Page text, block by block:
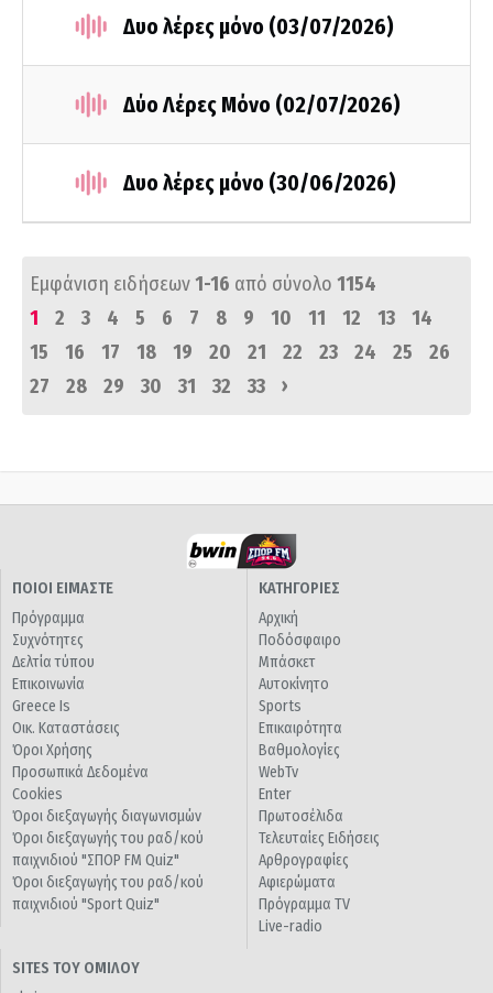
Δυο λέρες μόνο (03/07/2026)
Δύο Λέρες Μόνο (02/07/2026)
Δυο λέρες μόνο (30/06/2026)
Εμφάνιση ειδήσεων1-16 από σύνολο 1154
1
2 3 4 5 6 7 8 9 10 11 12 13
14
15
16 17 18 19 20 21 22 23 24 25
26
27
28 29 30 31 32 33 ›
ΠΟΙΟΙ ΕΙΜΑΣΤΕ
Πρόγραμμα
Συχνότητες
Δελτία τύπου
Επικοινωνία
Greece Is
Οικ. Καταστάσεις
Όροι Χρήσης
Προσωπικά Δεδομένα
Cookies
Όροι διεξαγωγής διαγωνισμών
Όροι διεξαγωγής του ραδ/κού
παιχνιδιού "ΣΠΟΡ FM Quiz"
Όροι διεξαγωγής του ραδ/κού
παιχνιδιού "Sport Quiz"
ΚΑΤΗΓΟΡΙΕΣ
Αρχική
Ποδόσφαιρο
Μπάσκετ
Αυτοκίνητο
Sports
Επικαιρότητα
Βαθμολογίες
WebTv
Enter
Πρωτοσέλιδα
Τελευταίες Ειδήσεις
Αρθρογραφίες
Αφιερώματα
Πρόγραμμα TV
Live-radio
SITES ΤΟΥ ΟΜΙΛΟΥ